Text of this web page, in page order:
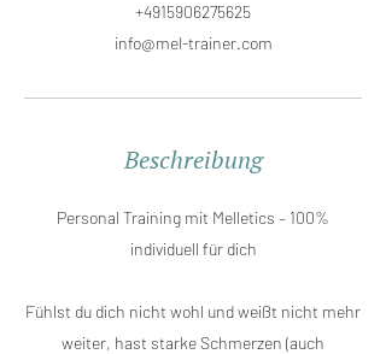
+4915906275625
info@mel-trainer.com
Beschreibung
Personal Training mit Melletics – 100%
individuell für dich
Fühlst du dich nicht wohl und weißt nicht mehr
weiter, hast starke Schmerzen (auch